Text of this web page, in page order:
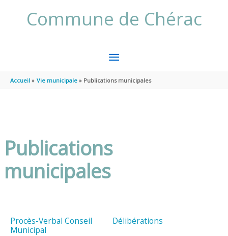
Commune de Chérac
MENU
PRINCIPAL
Accueil Vie municipale Publications municipales
Publications
municipales
Procès-Verbal Conseil
Municipal
Délibérations